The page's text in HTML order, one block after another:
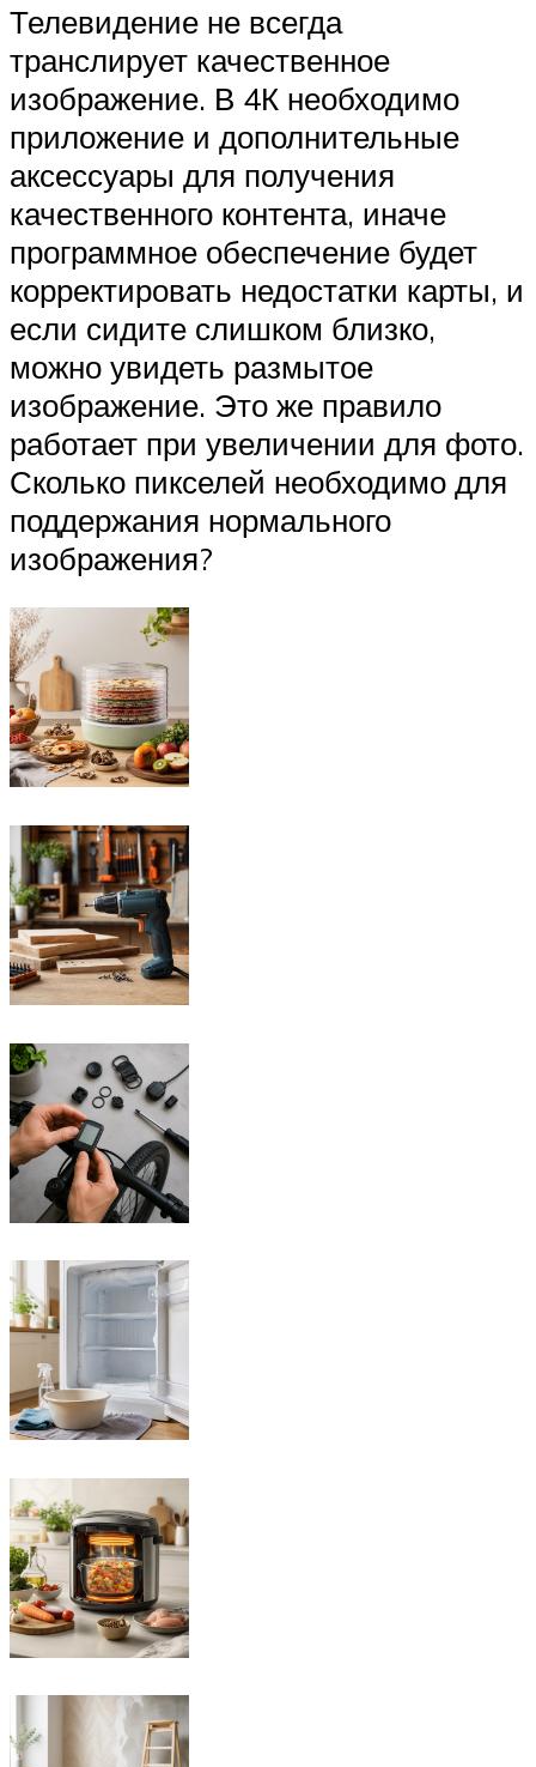
Телевидение не всегда
транслирует качественное
изображение. В 4К необходимо
приложение и дополнительные
аксессуары для получения
качественного контента, иначе
программное обеспечение будет
корректировать недостатки карты, и
если сидите слишком близко,
можно увидеть размытое
изображение. Это же правило
работает при увеличении для фото.
Сколько пикселей необходимо для
поддержания нормального
изображения?